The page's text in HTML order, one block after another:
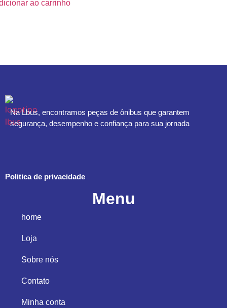
ao carrinho
Na Lbus, encontramos peças de ônibus que garantem
segurança, desempenho e confiança para sua jornada
Politica de privacidade
Menu
home
Loja
Sobre nós
Contato
Minha conta